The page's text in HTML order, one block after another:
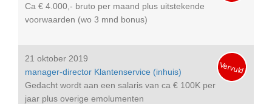
Ca € 4.000,- bruto per maand plus uitstekende
voorwaarden (wo 3 mnd bonus)
Vervuld
21 oktober 2019
manager-director Klantenservice (inhuis)
Gedacht wordt aan een salaris van ca € 100K per
jaar plus overige emolumenten